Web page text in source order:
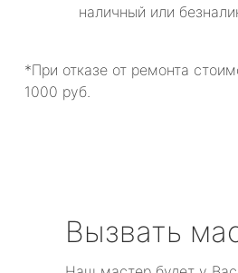
наличный или
*При отказе от ремонта
1000 руб.
Вызвать